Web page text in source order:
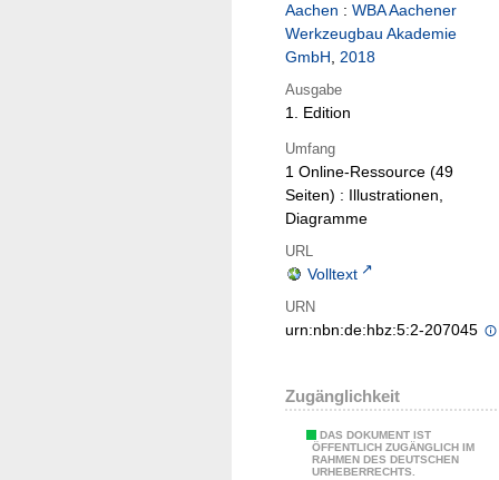
Aachen : WBA Aachener
Werkzeugbau Akademie
GmbH, 2018
Ausgabe
1. Edition
Umfang
1 Online-Ressource (49
Seiten) : Illustrationen,
Diagramme
URL
Volltext
URN
urn:nbn:de:hbz:5:2-207045
Zugänglichkeit
DAS DOKUMENT IST
ÖFFENTLICH ZUGÄNGLICH IM
RAHMEN DES DEUTSCHEN
URHEBERRECHTS.